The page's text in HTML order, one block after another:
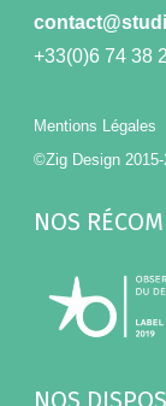
+33(0)6 74 38
Mentions Légales
©Zig Design
NOS
NOS